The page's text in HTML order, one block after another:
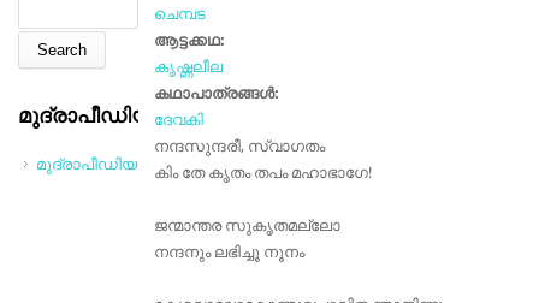
ചെമ്പട
ആട്ടക്കഥ:
കൃഷ്ണലീല
കഥാപാത്രങ്ങൾ:
ദേവകി
നന്ദസുന്ദരീ, സ്വാഗതം
കിം തേ കൃതം തപം മഹാഭാഗേ!
ജന്മാന്തര സുകൃതമല്ലോ
നന്ദനും ലഭിച്ചൂ നൂനം
മുദ്രാപീഡിയ
മുദ്രാപീഡിയ